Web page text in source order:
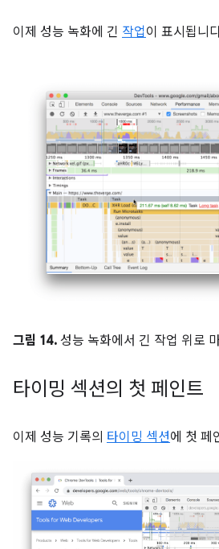
이제 성능 녹화에 긴 작업이 표시됩니
그림 14. 성능 녹화에서 긴 작업 위로
타이밍 섹션의 첫 페인트
이제 성능 기록의 타이밍 섹션에 첫 페